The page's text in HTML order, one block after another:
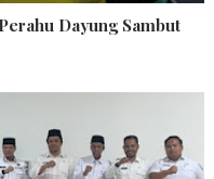
Dayung Sambut